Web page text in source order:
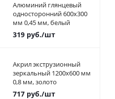
Алюминий глянцевый
односторонний 600х300
мм 0,45 мм, белый
319руб./шт
Акрил экструзионный
зеркальный 1200х600 мм
0,8 мм, золото
717руб./шт